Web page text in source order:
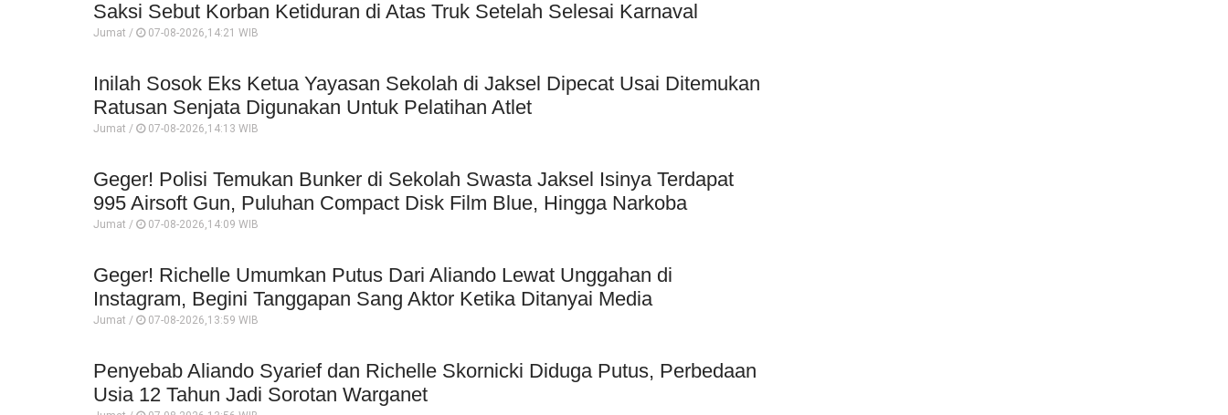
Saksi Sebut Korban Ketiduran di Atas Truk Setelah Selesai Karnaval
Jumat / 07-08-2026,14:21 WIB
Inilah Sosok Eks Ketua Yayasan Sekolah di Jaksel Dipecat Usai Ditemukan
Ratusan Senjata Digunakan Untuk Pelatihan Atlet
Jumat / 07-08-2026,14:13 WIB
Geger! Polisi Temukan Bunker di Sekolah Swasta Jaksel Isinya Terdapat
995 Airsoft Gun, Puluhan Compact Disk Film Blue, Hingga Narkoba
Jumat / 07-08-2026,14:09 WIB
Geger! Richelle Umumkan Putus Dari Aliando Lewat Unggahan di
Instagram, Begini Tanggapan Sang Aktor Ketika Ditanyai Media
Jumat / 07-08-2026,13:59 WIB
Penyebab Aliando Syarief dan Richelle Skornicki Diduga Putus, Perbedaan
Usia 12 Tahun Jadi Sorotan Warganet